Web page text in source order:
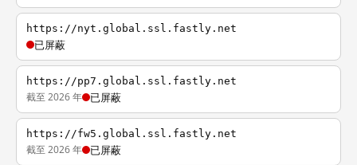
https://nyt.global.ssl.fastly.net
已屏蔽
https://pp7.global.ssl.fastly.net
截至 2026 年 已屏蔽
https://fw5.global.ssl.fastly.net
截至 2026 年 已屏蔽